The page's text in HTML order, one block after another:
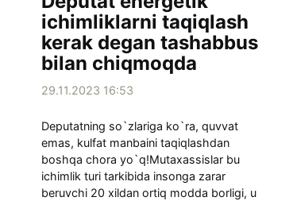
ichimliklarni taqiqlash
kerak degan tashabbus
bilan chiqmoqda
29.11.2023 16:53
Deputatning so`zlariga ko`ra, quvvat
emas, kulfat manbaini taqiqlashdan
boshqa chora yo`q!Mutaxassislar bu
ichimlik turi tarkibida insonga zarar
beruvchi 20 xildan ortiq modda borligi, u